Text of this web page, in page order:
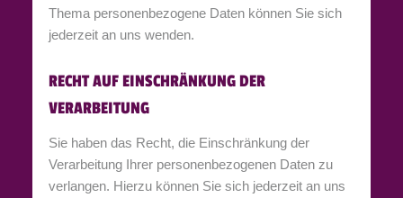
Thema personenbezogene Daten können Sie sich
jederzeit an uns wenden.
RECHT AUF EINSCHRÄNKUNG DER
VERARBEITUNG
Sie haben das Recht, die Einschränkung der
Verarbeitung Ihrer personenbezogenen Daten zu
verlangen. Hierzu können Sie sich jederzeit an uns